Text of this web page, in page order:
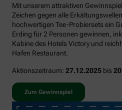
Mit unserem attraktiven
Zeichen gegen alle
hochwertigen Tee-Probiersets ein
Erding für 2 Personen gewinnen,
Kabine des Hotels Victory und
Hafen Restaurant.
Aktionszeitraum: 27.12.2025 bis
Zum Gewinnspiel